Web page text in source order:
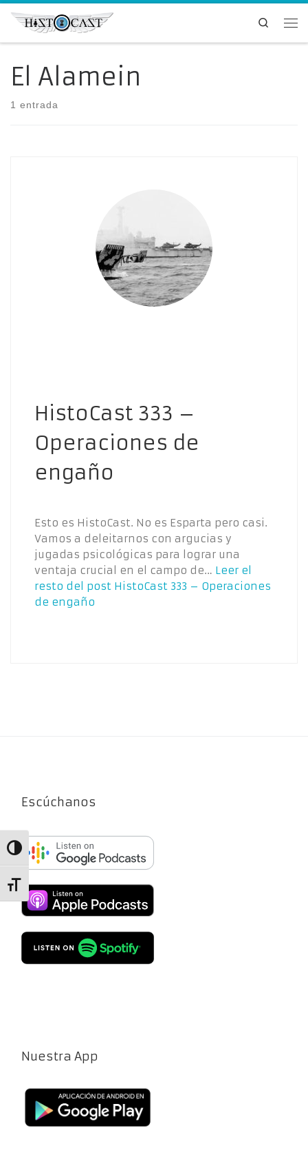
Alternar alto contraste
Alternar tamaño de letra
Saltar al contenido
Search
El Alamein
1 entrada
HistoCast 333 –
Operaciones de
engaño
Esto es HistoCast. No es Esparta pero casi.
Vamos a deleitarnos con argucias y
jugadas psicológicas para lograr una
ventaja crucial en el campo de… Leer el
resto del post HistoCast 333 – Operaciones
de engaño
Escúchanos
Nuestra App